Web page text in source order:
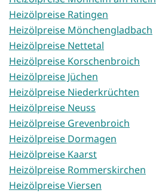
Heizölpreise Ratingen
Heizölpreise Mönchengladbach
Heizölpreise Nettetal
Heizölpreise Korschenbroich
Heizölpreise Jüchen
Heizölpreise Niederkrüchten
Heizölpreise Neuss
Heizölpreise Grevenbroich
Heizölpreise Dormagen
Heizölpreise Kaarst
Heizölpreise Rommerskirchen
Heizölpreise Viersen